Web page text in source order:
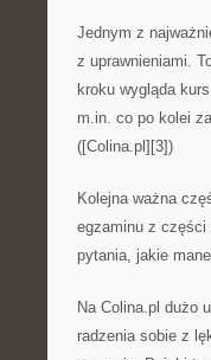
Jednym z
z uprawnieniami.
kroku wygląda
m.in. co po kolei
([Colina.pl][3])
Kolejna ważna
egzaminu z części
pytania, jakie
Na Colina.pl dużo
radzenia sobie z